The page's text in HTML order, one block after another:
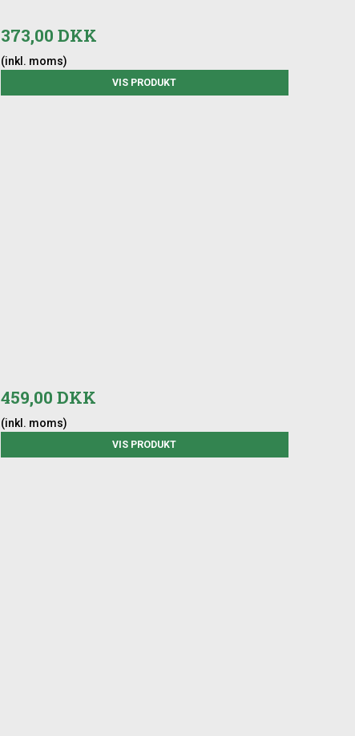
373,00 DKK
(inkl. moms)
VIS PRODUKT
459,00 DKK
(inkl. moms)
VIS PRODUKT